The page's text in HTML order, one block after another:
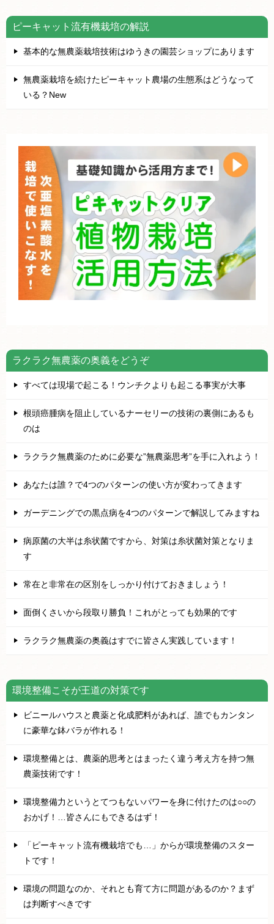
ピーキャット流有機栽培の解説
基本的な無農薬栽培技術はゆうきの園芸ショップにあります
無農薬栽培を続けたピーキャット農場の生態系はどうなって
いる？New
ラクラク無農薬の奥義をどうぞ
すべては現場で起こる！ウンチクよりも起こる事実が大事
根頭癌腫病を阻止しているナーセリーの技術の裏側にあるも
のは
ラクラク無農薬のために必要な”無農薬思考”を手に入れよう！
あなたは誰？で4つのパターンの使い方が変わってきます
ガーデニングでの黒点病を4つのパターンで解説してみますね
病原菌の大半は糸状菌ですから、対策は糸状菌対策となりま
す
常在と非常在の区別をしっかり付けておきましょう！
面倒くさいから段取り勝負！これがとっても効果的です
ラクラク無農薬の奥義はすでに皆さん実践しています！
環境整備こそが王道の対策です
ビニールハウスと農薬と化成肥料があれば、誰でもカンタン
に豪華な鉢バラが作れる！
環境整備とは、農薬的思考とはまったく違う考え方を持つ無
農薬技術です！
環境整備力というとてつもないパワーを身に付けたのは○○の
おかげ！…皆さんにもできるはず！
「ピーキャット流有機栽培でも…」からが環境整備のスター
トです！
環境の問題なのか、それとも育て方に問題があるのか？まず
は判断すべきです